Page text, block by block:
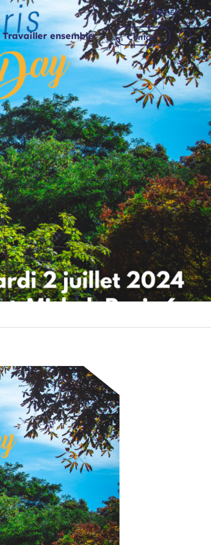
Travailler ensemble Contact
FR /EN